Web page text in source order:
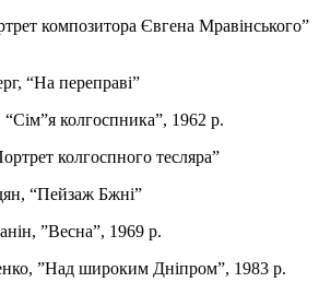
композитора Євгена Мравінського”
“На переправі”
колгоспника”, 1962 р.
колгоспного тесляра”
“Пейзаж Бжні”
”Весна”, 1969 р.
”Над широким Дніпром”, 1983 р.